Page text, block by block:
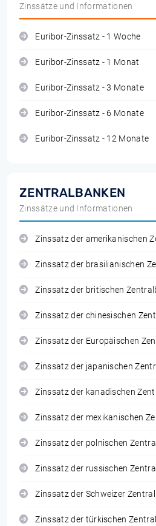
Zinssätze und Informationen
Euribor-Zinssatz - 1 Woche
Euribor-Zinssatz - 1 Monat
Euribor-Zinssatz - 3 Monate
Euribor-Zinssatz - 6 Monate
Euribor-Zinssatz - 12 Monate
ZENTRALBANKEN
Zinssätze und Informationen
Zinssatz der amerikanischen
Zinssatz der brasilianischen
Zinssatz der britischen
Zinssatz der chinesischen
Zinssatz der Europäischen
Zinssatz der japanischen
Zinssatz der kanadischen
Zinssatz der mexikanischen
Zinssatz der polnischen
Zinssatz der russischen
Zinssatz der Schweizer
Zinssatz der türkischen